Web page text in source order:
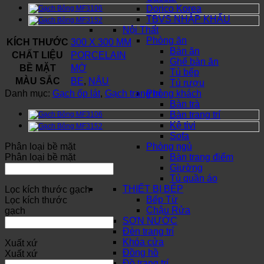
Dorico Korea
TBVS NHẬP KHẨU
Nội Thất
Phòng ăn
Bàn ăn
Ghế bàn ăn
Tủ bếp
Tủ rượu
Phòng khách
Bàn trà
Bàn trang trí
Kệ tivi
Sofa
Phòng ngủ
Bàn trang điểm
Giường
Tủ quần áo
THIẾT BỊ BẾP
Bếp Từ
Chậu Rửa
SƠN NƯỚC
Đèn trang trí
Khóa cửa
Đồng hồ
KÍCH THƯỚC 300 X 300 MM
CHẤT LIỆU
PORCELAIN
BỀ MẶT
MỜ
MÀU SẮC
BE, NÂU
Danh mục: Gạch ốp lát, Gạch trang trí
Phân loại bề mặt
Phân loại bề mặt
Lọc kích thước gạch
Lọc kích thước
gạch
Xuất xứ
Xuất xứ